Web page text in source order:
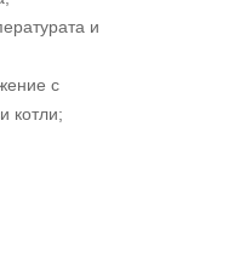
и
с
котли;